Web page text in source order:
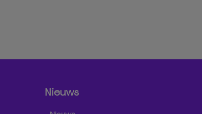
Nieuws